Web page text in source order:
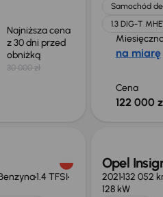
Najniższa cena
z 30 dni przed
obniżką
30 000 zł
Samochód
1.3 DIG-T
na miarę
Cena
122 000
1.4 TFSI
Opel
2021132 052
128 kW